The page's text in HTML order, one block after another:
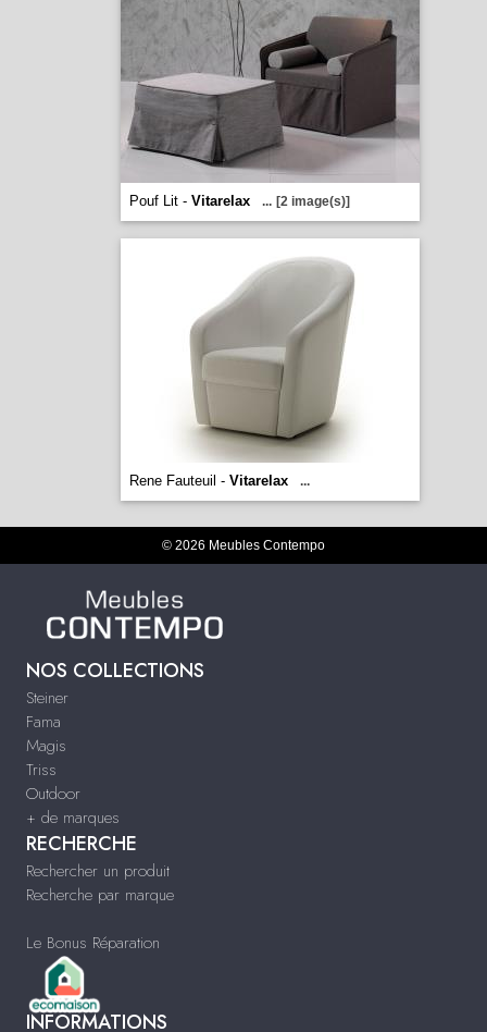
Pouf Lit - Vitarelax ... [2 image(s)]
Rene Fauteuil - Vitarelax ...
© 2026 Meubles Contempo
NOS COLLECTIONS
Steiner
Fama
Magis
Triss
Outdoor
+ de marques
RECHERCHE
Rechercher un produit
Recherche par marque
Le Bonus Réparation
INFORMATIONS